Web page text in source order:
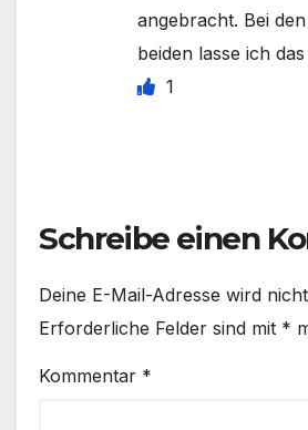
angebracht. Bei
beiden lasse ich
1
Schreibe einen
Deine E-Mail-Adresse wird
Erforderliche Felder sind mit *
Kommentar *